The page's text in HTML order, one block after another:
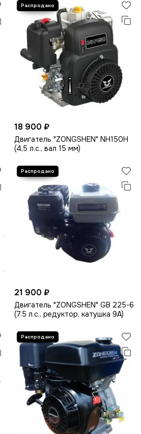
18 900 ₽
Двигатель "ZONGSHEN" NH150H
(4,5 л.с., вал 15 мм)
21 900 ₽
Двигатель "ZONGSHEN" GB 225-6
(7.5 л.с., редуктор, катушка 9А)